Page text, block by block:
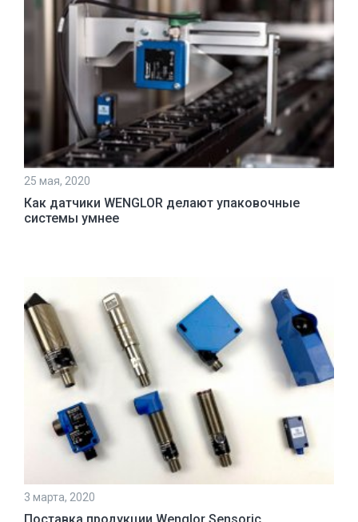
25 мая, 2020
Как датчики WENGLOR делают упаковочные
системы умнее
3 марта, 2020
Поставка продукции Wenglor Sensoric